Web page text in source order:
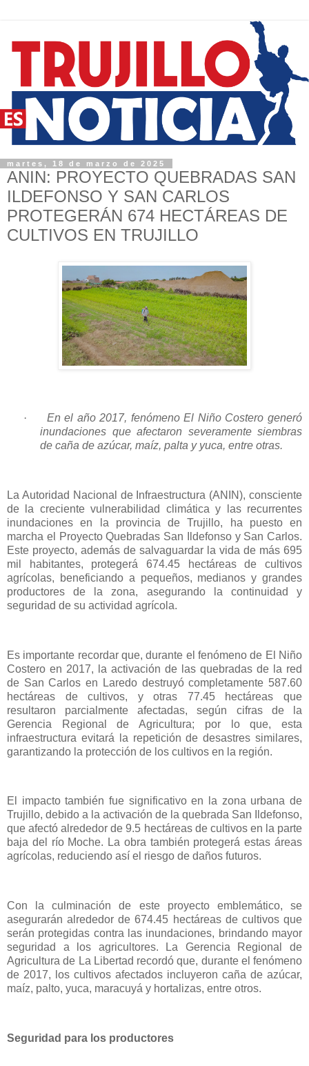
martes, 18 de marzo de 2025
ANIN: PROYECTO QUEBRADAS SAN
ILDEFONSO Y SAN CARLOS
PROTEGERÁN 674 HECTÁREAS DE
CULTIVOS EN TRUJILLO
·
En el año 2017, fenómeno El Niño Costero generó
inundaciones que afectaron severamente siembras
de caña de azúcar, maíz, palta y yuca, entre otras.
La Autoridad Nacional de Infraestructura (ANIN), consciente
de la creciente vulnerabilidad climática y las recurrentes
inundaciones en la provincia de Trujillo, ha puesto en
marcha el Proyecto Quebradas San Ildefonso y San Carlos.
Este proyecto, además de salvaguardar la vida de más 695
mil habitantes, protegerá 674.45 hectáreas de cultivos
agrícolas, beneficiando a pequeños, medianos y grandes
productores de la zona, asegurando la continuidad y
seguridad de su actividad agrícola.
Es importante recordar que, durante el fenómeno de El Niño
Costero en 2017, la activación de las quebradas de la red
de San Carlos en Laredo destruyó completamente 587.60
hectáreas de cultivos, y otras 77.45 hectáreas que
resultaron parcialmente afectadas, según cifras de la
Gerencia Regional de Agricultura; por lo que, esta
infraestructura evitará la repetición de desastres similares,
garantizando la protección de los cultivos en la región.
El impacto también fue significativo en la zona urbana de
Trujillo, debido a la activación de la quebrada San Ildefonso,
que afectó alrededor de 9.5 hectáreas de cultivos en la parte
baja del río Moche. La obra también protegerá estas áreas
agrícolas, reduciendo así el riesgo de daños futuros.
Con la culminación de este proyecto emblemático, se
asegurarán alrededor de 674.45 hectáreas de cultivos que
serán protegidas contra las inundaciones, brindando mayor
seguridad a los agricultores. La Gerencia Regional de
Agricultura de La Libertad recordó que, durante el fenómeno
de 2017, los cultivos afectados incluyeron caña de azúcar,
maíz, palto, yuca, maracuyá y hortalizas, entre otros.
Seguridad para los productores